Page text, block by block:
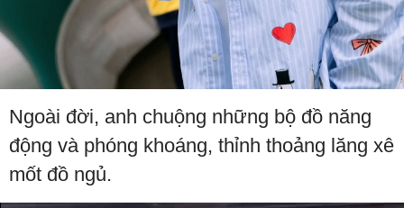
Ngoài đời, anh chuộng những bộ đồ năng
động và phóng khoáng, thỉnh thoảng lăng xê
mốt đồ ngủ.